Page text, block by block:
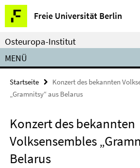
Springe
direkt
zu
Inhalt
Freie Universität Berlin
Service-
Navigation
Osteuropa-Institut
MENÜ
Startseite
Konzert des bekannten
„Gramnitsy“ aus Belarus
Konzert des bekannten
Volksensembles
Belarus